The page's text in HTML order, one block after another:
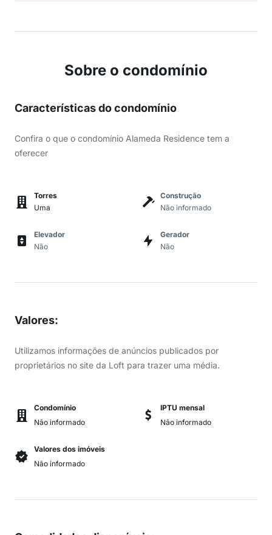
Sobre o condomínio
Características do condomínio
Confira o que o condomínio Alameda Residence tem a
oferecer
Torres
Uma
Construção
Não informado
Elevador
Não
Gerador
Não
Valores:
Utilizamos informações de anúncios publicados por
proprietários no site da Loft para trazer uma média.
Condomínio
Não informado
IPTU mensal
Não informado
Valores dos imóveis
Não informado